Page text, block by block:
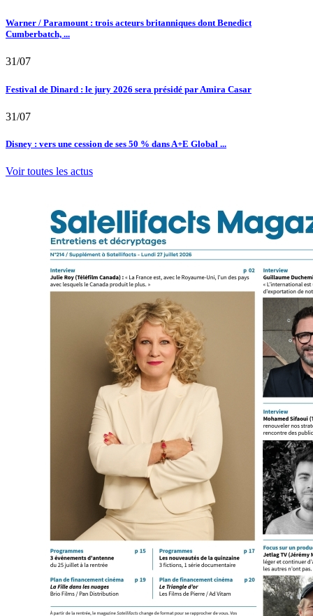
Warner / Paramount : trois acteurs britanniques dont Benedict
Cumberbatch, ...
31/07
Festival de Dinard : le jury 2026 sera présidé par Amira Casar
31/07
Disney : vers une cession de ses 50 % dans A+E Global ...
Voir toutes les actus